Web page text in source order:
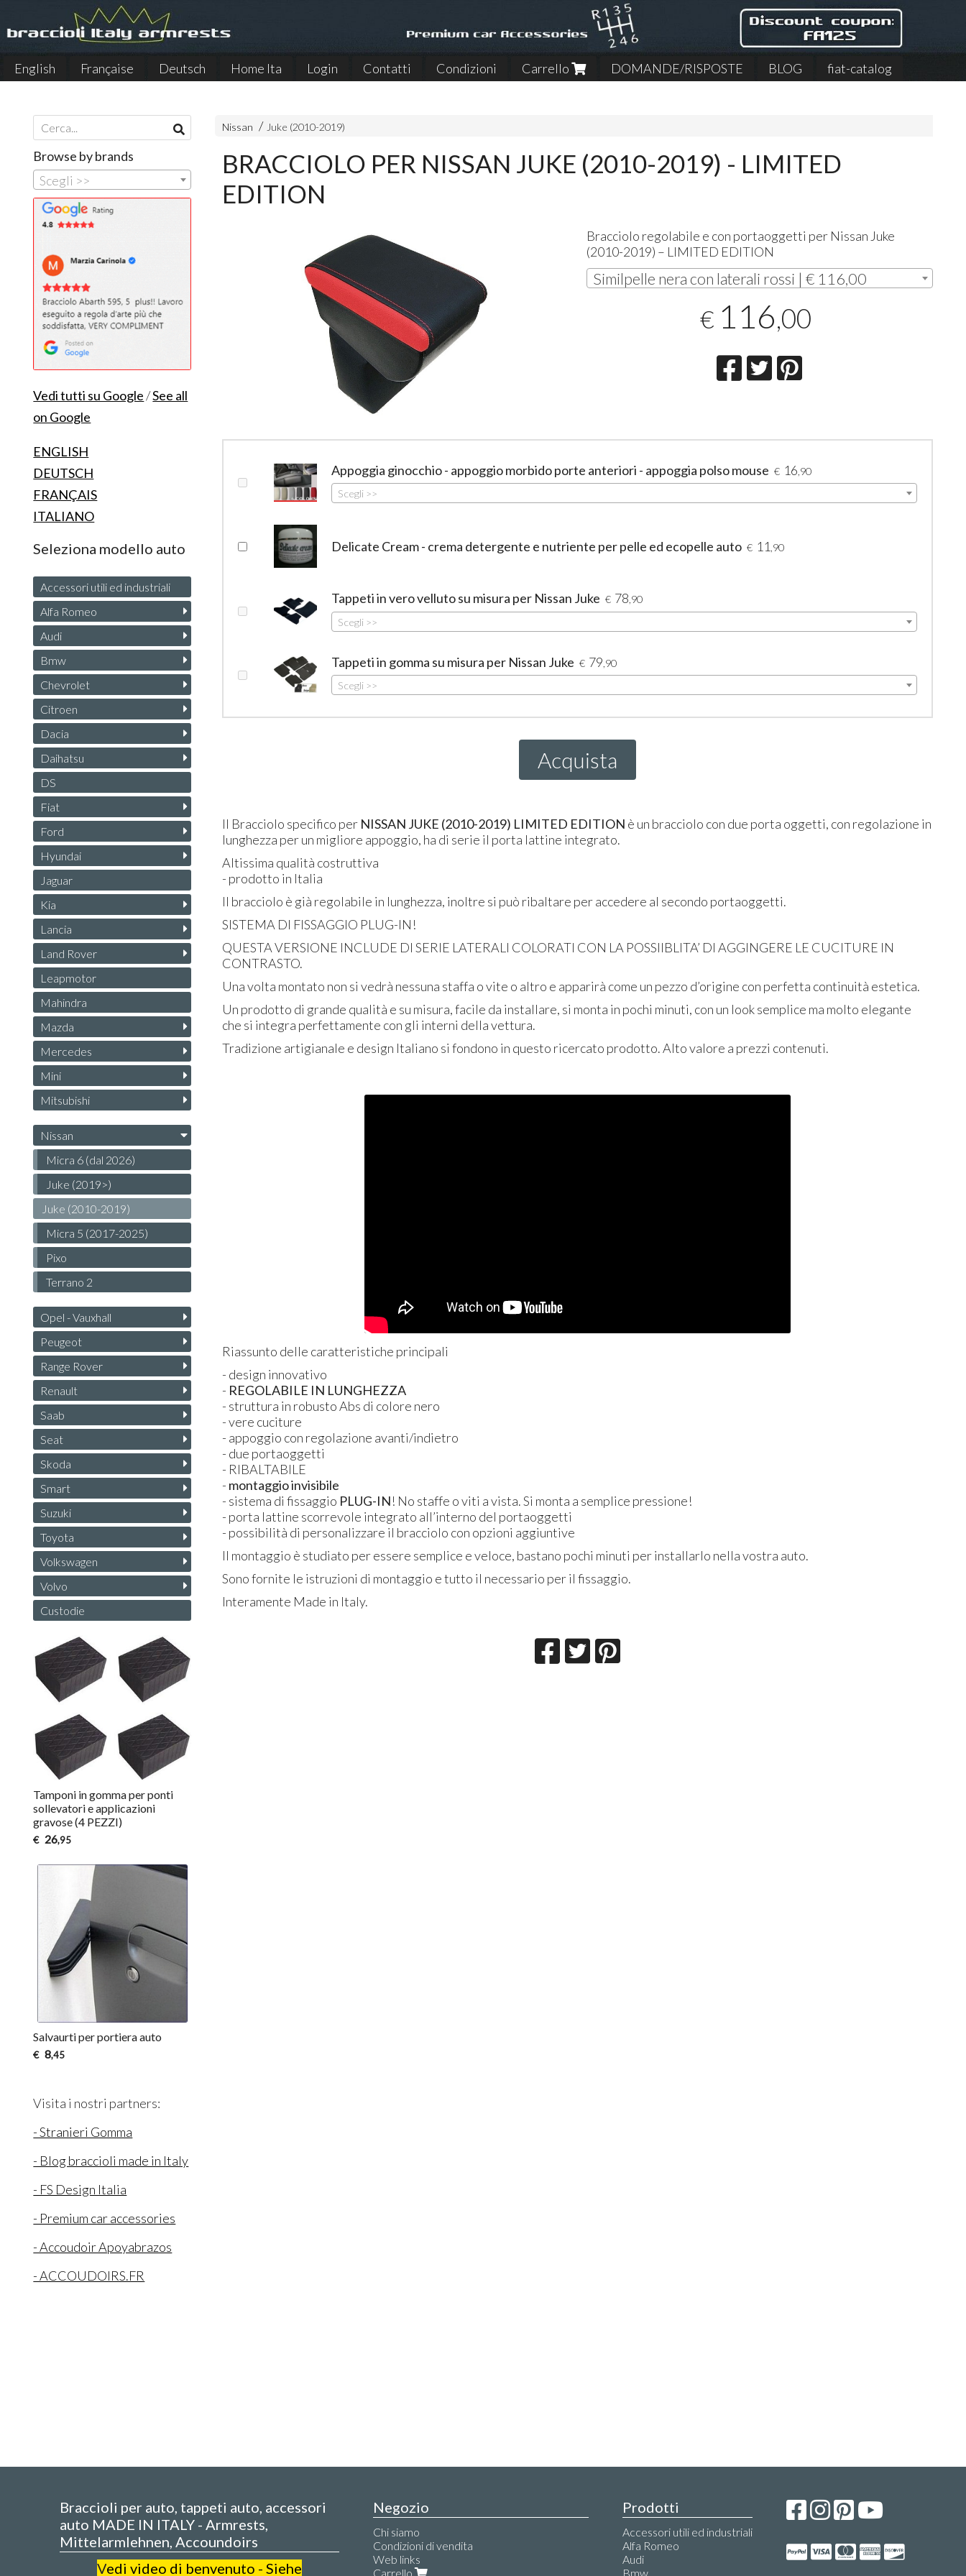
English Française Deutsch Home Ita Login Contatti Condizioni Carrello DOMANDE/RISPOSTE BLOG
fiat-catalog
Nissan Juke (2010-2019)
BRACCIOLO PER NISSAN JUKE (2010-2019) - LIMITED
EDITION
Bracciolo regolabile e con portaoggetti per Nissan Juke
(2010-2019) – LIMITED EDITION
Similpelle nera con laterali rossi | € 116,00
€ 116,00
Appoggia ginocchio - appoggio morbido porte anteriori - appoggia polso mouse € 16 ,90
Scegli >>
Delicate Cream - crema detergente e nutriente per pelle ed ecopelle auto € 11 ,90
Tappeti in vero velluto su misura per Nissan Juke € 78 ,90
Scegli >>
Tappeti in gomma su misura per Nissan Juke € 79 ,90
Scegli >>
Acquista
Il Bracciolo specifico per NISSAN JUKE (2010-2019) LIMITED EDITION è un bracciolo con due porta oggetti, con regolazione in
lunghezza per un migliore appoggio, ha di serie il porta lattine integrato.
Altissima qualità costruttiva
- prodotto in Italia
Il bracciolo è già regolabile in lunghezza, inoltre si può ribaltare per accedere al secondo portaoggetti.
SISTEMA DI FISSAGGIO PLUG-IN!
QUESTAVERSIONE INCLUDE DISERIE LATERALI COLORATI CON LA POSSIIBLITA’ DIAGGINGERE LE CUCITURE IN
CONTRASTO.
Una volta montato non si vedrà nessuna staffa o vite o altro e apparirà come un pezzo d’origine con perfetta continuità estetica.
Un prodotto di grande qualità e su misura, facile da installare, si monta in pochi minuti, con un look semplice ma molto elegante
che si integra perfettamente con gli interni della vettura.
Tradizione artigianale e design Italiano si fondono in questo ricercato prodotto. Alto valore a prezzi contenuti.
Riassunto delle caratteristiche principali
- design innovativo
- REGOLABILE IN LUNGHEZZA
- struttura in robusto Abs di colore nero
- vere cuciture
- appoggio con regolazione avanti/indietro
- due portaoggetti
- RIBALTABILE
- montaggio invisibile
- sistema di fissaggio PLUG-IN! No staffe o viti a vista. Si monta a semplice pressione!
- porta lattine scorrevole integrato all’interno del portaoggetti
- possibilità di personalizzare il bracciolo con opzioni aggiuntive
Il montaggio è studiato per essere semplice e veloce, bastano pochi minuti per installarlo nella vostra auto.
Sono fornite le istruzioni di montaggio e tutto il necessario per il fissaggio.
Interamente Made in Italy.
Browse by brands
Scegli >>
Vedi tutti su Google/See all
on Google
ENGLISH
DEUTSCH
FRANÇAIS
ITALIANO
Seleziona modello auto
Accessori utili ed industriali
Alfa Romeo
Audi
Bmw
Chevrolet
Citroen
Dacia
Daihatsu
DS
Fiat
Ford
Hyundai
Jaguar
Kia
Lancia
Land Rover
Leapmotor
Mahindra
Mazda
Mercedes
Mini
Mitsubishi
Nissan
Micra 6 (dal 2026)
Juke (2019>)
Juke (2010-2019)
Micra 5 (2017-2025)
Pixo
Terrano 2
Opel - Vauxhall
Peugeot
Range Rover
Renault
Saab
Seat
Skoda
Smart
Suzuki
Toyota
Volkswagen
Volvo
Custodie
Tamponi in gomma per ponti
sollevatori e applicazioni
gravose (4 PEZZI)
€ 26,95
Salvaurti per portiera auto
€ 8,45
Visita i nostri partners:
- Stranieri Gomma
- Blog braccioli made in Italy
- FS Design Italia
- Premium car accessories
- Accoudoir Apoyabrazos
- ACCOUDOIRS.FR
Braccioli per auto, tappeti auto, accessori
auto MADE IN ITALY - Armrests,
Mittelarmlehnen, Accoundoirs
Vedi video di benvenuto - Siehe
Negozio
Chi siamo
Condizioni di vendita
Web links
Carrello
Prodotti
Accessori utili ed industriali
Alfa Romeo
Audi
Bmw